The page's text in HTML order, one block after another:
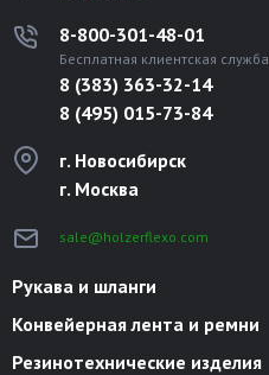
8-800-301-48-01
Бесплатная клиентская служба
8 (383) 363-32-14
8 (495) 015-73-84
г. Новосибирск
г. Москва
sale@holzerflexo.com
Рукава и шланги
Конвейерная лента и ремни
Резинотехнические изделия